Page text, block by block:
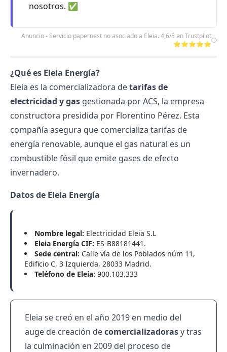
nosotros. ✅
Anuncio - Servicio papernest no asociado a Eleia. 4,6/5 en Trustpilot
⭐⭐⭐⭐⭐
¿Qué es Eleia Energía?
Eleia es la comercializadora detarifas de
electricidad y gas gestionada por ACS, la empresa
constructora presidida por Florentino Pérez. Esta
compañía asegura que comercializa tarifas de
energía renovable, aunque el gas natural es un
combustible fósil que emite gases de efecto
invernadero.
Datos de Eleia Energía
Nombre legal: Electricidad Eleia S.L
Eleia Energía CIF: ES-B88181441.
Sede central: Calle vía de los Poblados núm 11,
Edificio C, 3 Izquierda, 28033 Madrid.
Teléfono de Eleia: 900.103.333
Eleia se creó en el año 2019 en medio del
auge de creación decomercializadorasy tras
la culminación en 2009 del proceso de